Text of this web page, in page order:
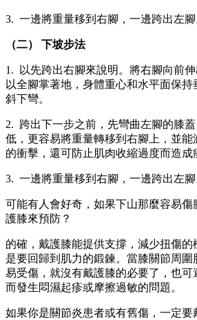
3. 一邊將重量移到右腳，一邊跨出左腳
（二） 下坡步法
1. 以先跨出右腳來說明。將右腳向前伸
以全腳掌著地，身體重心和水平面保
斜下彎。
2. 跨出下一步之前，先彎曲左腳的膝
低，更容易將重量轉移到右腳上，並能
的衝擊，還可防止肌肉收縮過度而造成
3. 一邊將重量移到右腳，一邊跨出左腳
可能有人會好奇，如果下山那麼容易
護膝來預防？
的確，戴護膝能提供支撐，減少扭傷
是要回歸到肌力的鍛鍊。當膝關節周
易受傷，就沒有戴護膝的必要了，也可
而發生悶濕起疹或摩擦過敏的問題。
如果你是關節炎患者或有舊傷，一定